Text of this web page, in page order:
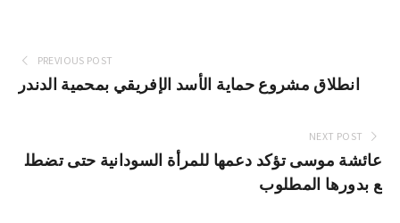
PREVIOUS POST
انطلاق مشروع حماية الأسد الإفريقي بمحمية الدندر
NEXT POST
عائشة موسى تؤكد دعمها للمرأة السودانية حتى تضطل
ع بدورها المطلوب